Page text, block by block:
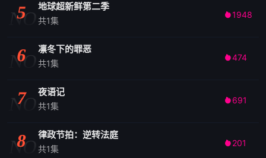
NO
5 地球超新鲜第二季
共1集
1948
NO
6 凛冬下的罪恶
共1集
474
NO
7 夜语记
共1集
 691
NO
8 律政节拍：逆转法庭
共1集
 201